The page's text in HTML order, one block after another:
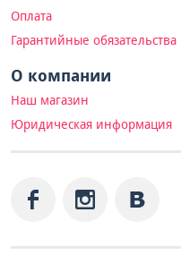
Оплата
Гарантийные обязательства
О компании
Наш магазин
Юридическая информация